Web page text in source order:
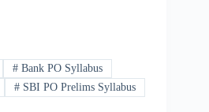
#Bank PO Syllabus
#SBI PO Prelims Syllabus